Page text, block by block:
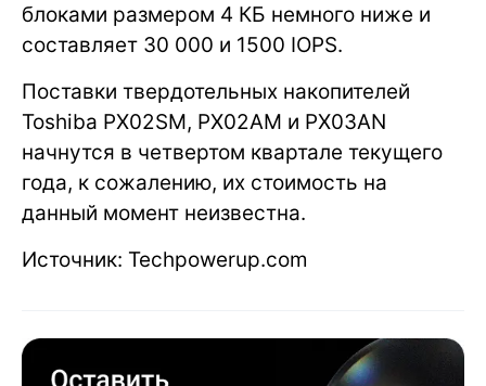
блоками размером 4 КБ немного ниже и
составляет 30 000 и 1500 IOPS.
Поставки твердотельных накопителей
Toshiba PX02SM, PX02AM и PX03AN
начнутся в четвертом квартале текущего
года, к сожалению, их стоимость на
данный момент неизвестна.
Источник: Techpowerup.com